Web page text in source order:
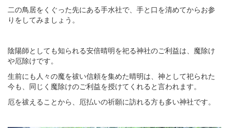
二の鳥居をくぐった先にある手水社で、手と口を清めてからお参
りをしてみましょう。
陰陽師としても知られる安倍晴明を祀る神社のご利益は、魔除け
や厄除けです。
生前にも人々の魔を祓い信頼を集めた晴明は、神として祀られた
今も、同じく魔除けのご利益を授けてくれると言われます。
厄を祓えることから、厄払いの祈願に訪れる方も多い神社です。